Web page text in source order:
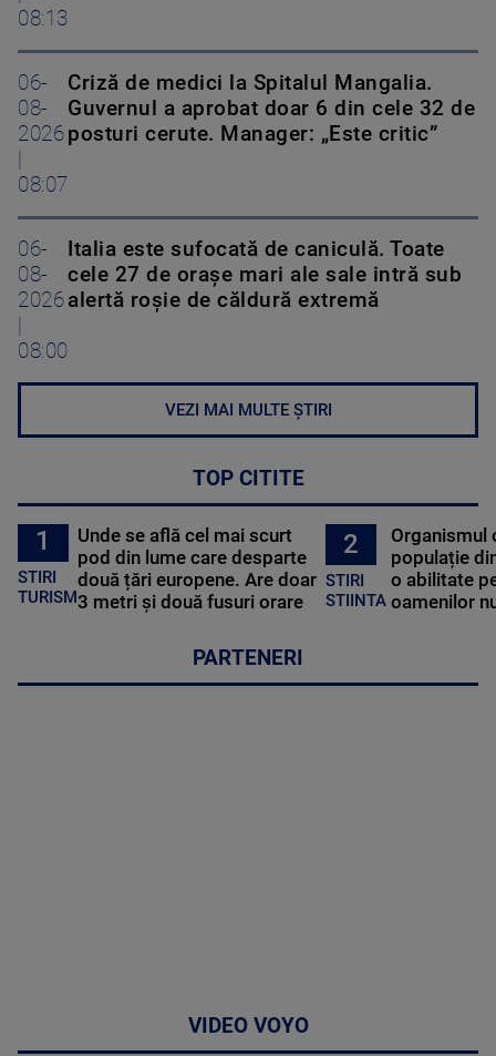
08:13
06-
08-
2026
08:07
Criză de medici la Spitalul Mangalia.
Guvernul a aprobat doar 6 din cele 32 de
posturi cerute. Manager: „Este critic”
06-
08-
2026
08:00
Italia este sufocată de caniculă. Toate
cele 27 de oraşe mari ale sale intră sub
alertă roșie de căldură extremă
VEZI MAI MULTE ȘTIRI
TOP CITITE
1
STIRI
TURISM
Unde se află cel mai scurt
pod din lume care desparte
două țări europene. Are doar
3 metri și două fusuri orare
2
STIRI
STIINTA
Organismul
populație
o abilitate
oamenilor
PARTENERI
VIDEO VOYO